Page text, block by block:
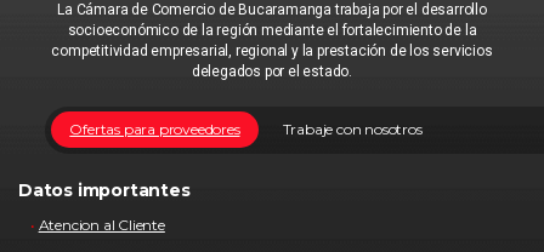
La Cámara de Comercio de Bucaramanga trabaja por el desarrollo
socioeconómico de la región mediante el fortalecimiento de la
competitividad empresarial, regional y la prestación de los servicios
delegados por el estado.
Trabaje con nosotros
Ofertas para proveedores
Datos importantes
Atencion al Cliente